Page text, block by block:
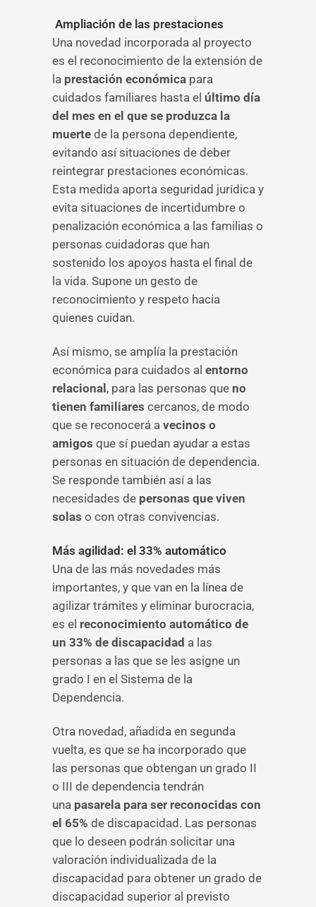
Ampliación de las prestaciones
Una novedad incorporada al proyecto
es el reconocimiento de la extensión de
la prestación económica para
cuidados familiares hasta el último día
del mes en el que se produzca la
muerte de la persona dependiente,
evitando así situaciones de deber
reintegrar prestaciones económicas.
Esta medida aporta seguridad jurídica y
evita situaciones de incertidumbre o
penalización económica a las familias o
personas cuidadoras que han
sostenido los apoyos hasta el final de
la vida. Supone un gesto de
reconocimiento y respeto hacia
quienes cuidan.
Así mismo, se amplía la prestación
económica para cuidados al entorno
relacional , para las personas que no
tienen familiares cercanos, de modo
que se reconocerá a vecinos o
amigos que sí puedan ayudar a estas
personas en situación de dependencia.
Se responde también así a las
necesidades de personas que viven
solas o con otras convivencias.
Más agilidad: el 33% automático
Una de las más novedades más
importantes, y que van en la línea de
agilizar trámites y eliminar burocracia,
es el reconocimiento automático de
un 33% de discapacidad a las
personas a las que se les asigne un
grado I en el Sistema de la
Dependencia.
Otra novedad, añadida en segunda
vuelta, es que se ha incorporado que
las personas que obtengan un grado II
o III de dependencia tendrán
una pasarela para ser reconocidas con
el 65% de discapacidad. Las personas
que lo deseen podrán solicitar una
valoración individualizada de la
discapacidad para obtener un grado de
discapacidad superior al previsto